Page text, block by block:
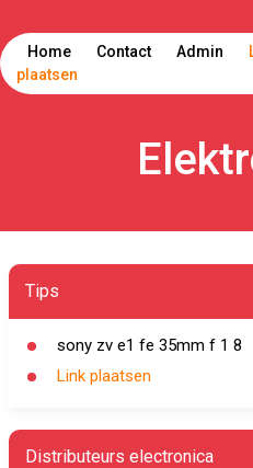
Home Contact Admin
plaatsen
Tips
sony zv e1 fe 35mm f 1 8
Link plaatsen
Distributeurs electronica